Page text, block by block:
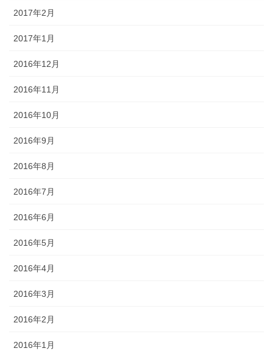
2017年2月
2017年1月
2016年12月
2016年11月
2016年10月
2016年9月
2016年8月
2016年7月
2016年6月
2016年5月
2016年4月
2016年3月
2016年2月
2016年1月